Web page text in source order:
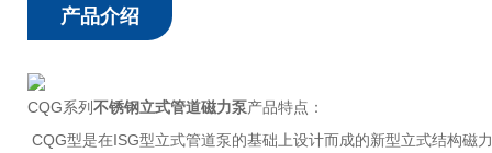
产品介绍
CQG系列不锈钢立式管道磁力泵产品特点：
CQG型是在ISG型立式管道泵的基础上设计而成的新型立式结构磁